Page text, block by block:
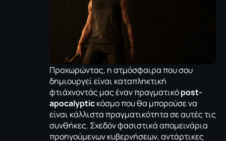
Προχωρώντας, η ατμόσφαιρα που σου
δημιουργεί είναι καταπληκτική
φτιάχνοντάς μας έναν πραγματικόpost-
apocalypticκόσμο που θα μπορούσε να
είναι κάλλιστα πραγματικότητα σε αυτές τις
συνθήκες. Σχεδόν φασιστικά απομεινάρια
προηγούμενων κυβερνήσεων, αντάρτικες